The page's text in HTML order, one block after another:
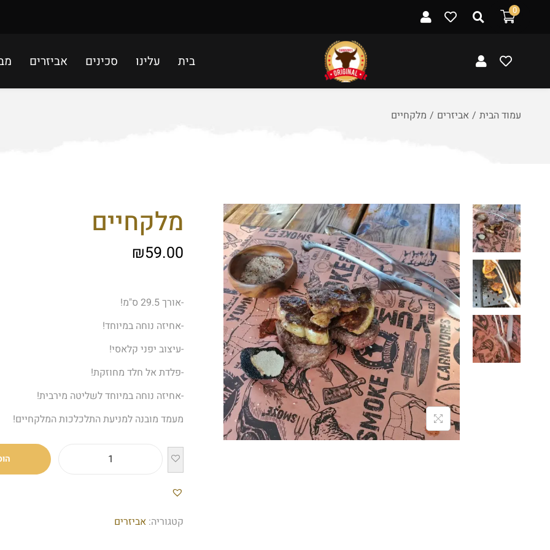
0
בית עלינו סכינים אביזרים
עמוד הבית / אביזרים / מלקחיים
מלקחיים
₪59.00
-אורך 29.5 ס"מ!
-אחיזה נוחה במיוחד!
-עיצוב יפני קלאסי!
-פלדת אל חלד מחוזקת!
-אחיזה נוחה במיוחד לשליטה מירבית!
מעמד מובנה למניעת התלכלכות המלקחיים!
קטגוריה: אביזרים